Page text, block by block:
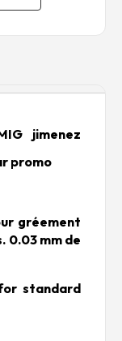
jimenez
promo
gréement
0.03 mm de
standard